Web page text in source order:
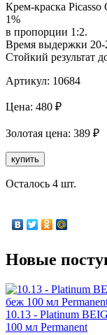
Крем-краска Picasso
1%
в пропорции 1:2.
Время выдержки
Стойкий результат
Артикул: 10684
Цена: 480 ₽
Золотая цена: 389 ₽
купить
Осталось 4 шт.
Новые
10.13 - Platinum
100 мл Рermanent